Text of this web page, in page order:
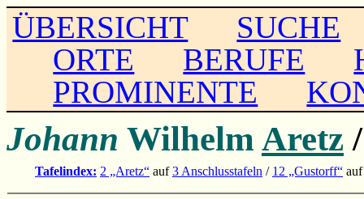
ÜBERSICHT
SUCHE
ORTE
BERUFE
PROMINENTE
Johann Wilhelm Aretz
Tafelindex: 2 „Aretz“ auf3 Anschlusstafeln / 12 „Gustorff“